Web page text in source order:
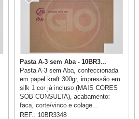
Pasta A-3 sem Aba - 10BR3...
Pasta A-3 sem Aba, confeccionada
em papel kraft 300gr, impressão em
silk 1 cor já incluso (MAIS CORES
SOB CONSULTA), acabamento:
faca, corte/vinco e colage...
REF.: 10BR3348